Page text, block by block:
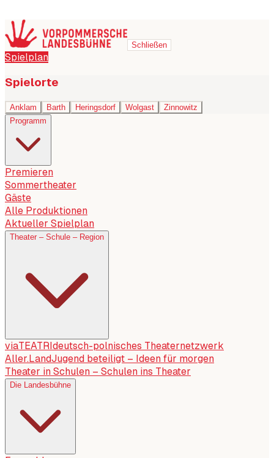
Schließen
Spielplan
Spielorte
Anklam Barth Heringsdorf Wolgast
Zinnowitz
Programm
Premieren
Sommertheater
Gäste
Alle Produktionen
Aktueller Spielplan
Theater – Schule – Region
viaTEATRI deutsch-polnisches Theaternetzwerk
Aller.LandJugend beteiligt – Ideen für morgen
Theater in Schulen – Schulen ins Theater
Die Landesbühne